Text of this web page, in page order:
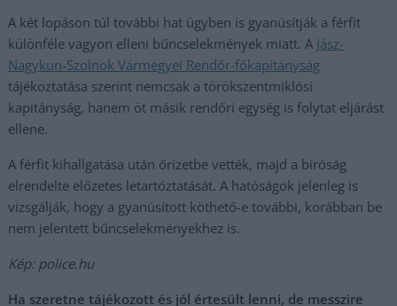
A két lopáson túl további hat ügyben is gyanúsítják a férfit
különféle vagyon elleni bűncselekmények miatt. A Jász-
Nagykun-Szolnok Vármegyei Rendőr-főkapitányság
tájékoztatása szerint nemcsak a törökszentmiklósi
kapitányság, hanem öt másik rendőri egység is folytat eljárást
ellene.
A férfit kihallgatása után őrizetbe vették, majd a bíróság
elrendelte előzetes letartóztatását. A hatóságok jelenleg is
vizsgálják, hogy a gyanúsított köthető-e további, korábban be
nem jelentett bűncselekményekhez is.
Kép: police.hu
Ha szeretne tájékozott és jól értesült lenni, de messzire